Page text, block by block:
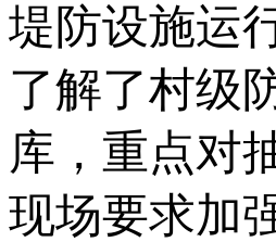
堤防设施运
了解了村级
库，重点对
现场要求加